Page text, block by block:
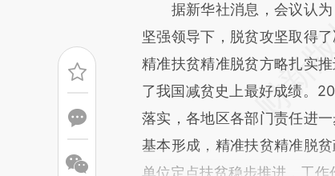
据新华社消息，会议认为
坚强领导下，脱贫攻坚取得
精准扶贫精准脱贫方略扎实
了我国减贫史上最好成绩。
落实，各地区各部门责任进
基本形成，精准扶贫精准脱
单位定点扶贫稳步推进，工作